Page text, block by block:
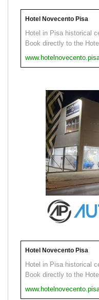
Hotel Novecento Pisa
Hotel in Pisa historical
Book directly to the
Hotel Novecento Pisa
Hotel in Pisa historical
Book directly to the